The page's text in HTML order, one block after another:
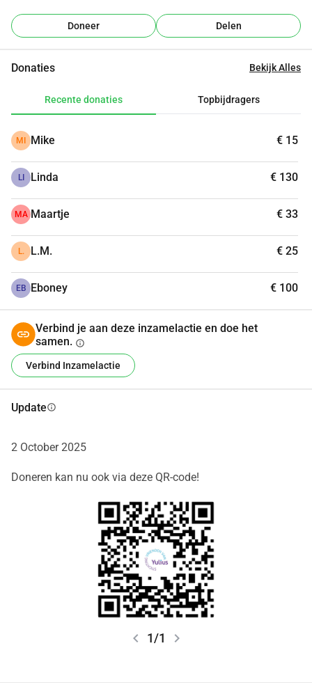
Vrienden van Yulius cliënten en leerlingen van Yulius
helpen, steunen of een beetje vreugde brengen. Cliënten en
Yulius-school een verzoek voor een bijdrage indienen.
stichting geeft geen vergoedingen, beloningen of
Yulius of anderen. Alle inspanningen en activiteiten voor de
stichting zijn in de vorm van vrijwilligerswerk en op basis
van schenkingen.
Doneer Delen
Donaties Bekijk Alles
Recente donaties Topbijdragers
MI Mike € 15
LI Linda € 130
MA Maartje € 33
L. L.M. € 25
EB Eboney € 100
Verbind je aan deze inzamelactie en doe het
samen. info
Verbind Inzamelactie
Updateinfo
2 October 2025
Doneren kan nu ook via deze QR-code!
chevron_left 1/1 chevron_right